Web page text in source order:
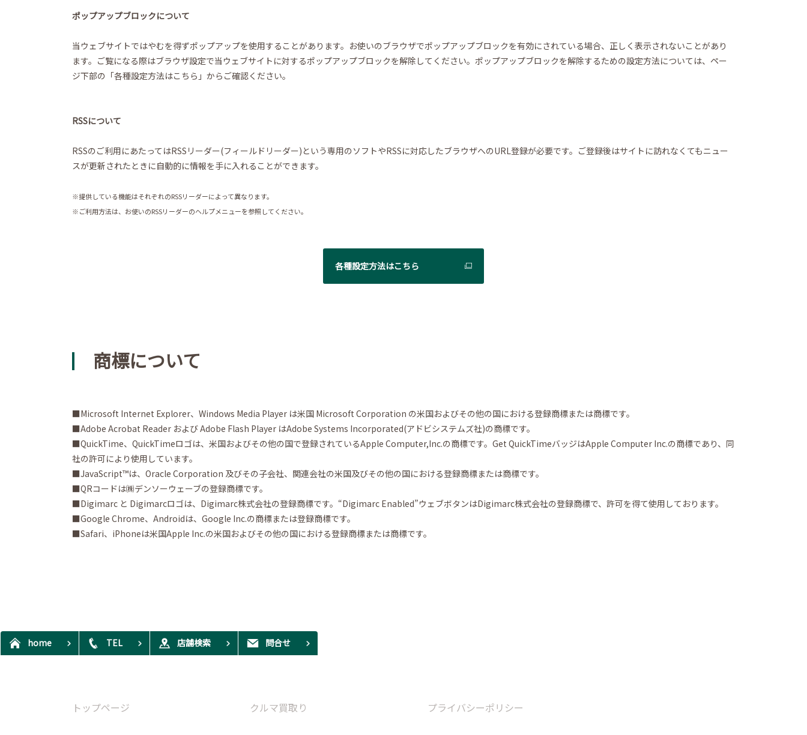
ポップアップブロックについて
当ウェブサイトではやむを得ずポップアップを使用することがあります。お使いのブラウザでポップアップブロックを有効にされている場合、正しく表示されないことがあり
ます。ご覧になる際はブラウザ設定で当ウェブサイトに対するポップアップブロックを解除してください。ポップアップブロックを解除するための設定方法については、ペー
ジ下部の「各種設定方法はこちら」からご確認ください。
RSSについて
RSSのご利用にあたってはRSSリーダー(フィールドリーダー)という専用のソフトやRSSに対応したブラウザへのURL登録が必要です。ご登録後はサイトに訪れなくてもニュー
スが更新されたときに自動的に情報を手に入れることができます。
※提供している機能はそれぞれのRSSリーダーによって異なります。
※ご利用方法は、お使いのRSSリーダーのヘルプメニューを参照してください。
各種設定方法はこちら
商標について
■Microsoft Internet Explorer、Windows Media Player は米国 Microsoft Corporation の米国およびその他の国における登録商標または商標です。
■Adobe Acrobat Reader および Adobe Flash Player はAdobe Systems Incorporated(アドビシステムズ社)の商標です。
■QuickTime、QuickTimeロゴは、米国およびその他の国で登録されているApple Computer,Inc.の商標です。Get QuickTimeバッジはApple Computer Inc.の商標であり、同
社の許可により使用しています。
■JavaScript™は、Oracle Corporation 及びその子会社、関連会社の米国及びその他の国における登録商標または商標です。
■QRコードは㈱デンソーウェーブの登録商標です。
■Digimarc と Digimarcロゴは、Digimarc株式会社の登録商標です。“Digimarc Enabled”ウェブボタンはDigimarc株式会社の登録商標で、許可を得て使用しております。
■Google Chrome、Androidは、Google Inc.の商標または登録商標です。
■Safari、iPhoneは米国Apple Inc.の米国およびその他の国における登録商標または商標です。
home TEL 店舗検索 問合せ
トップページ クルマ買取り プライバシーポリシー